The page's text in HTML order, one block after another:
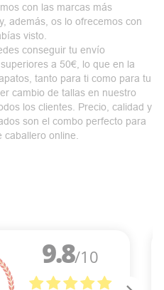
con las marcas más
además, os lo ofrecemos con
visto.
conseguir tu envío
a 50€, lo que en la
tanto para ti como para tu
cambio de tallas en nuestro
los clientes. Precio, calidad y
son el combo perfecto para
online.